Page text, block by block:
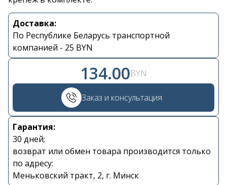
Доставка:
По Республике Беларусь транспортной
компанией - 25 BYN
134.00BYN
Заказ и консультация
Гарантия:
30 дней;
возврат или обмен товара производится только
по адресу:
Меньковский тракт, 2, г. Минск
Контакты
+375 29 870 15 80
Viber
shupik21@bk.ru